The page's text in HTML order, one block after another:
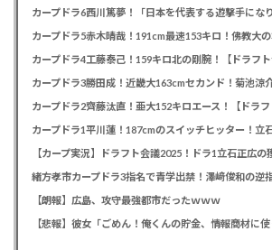
カープドラ4工藤泰己！159キロ北の剛腕！【ドラフト
カープドラ2齊藤汰直！亜大152キロエース！【ドラフ
【カープ実況】ドラフト会議2025！ドラ1立石正広の
【朗報】広島、攻守最強都市だったｗｗｗ